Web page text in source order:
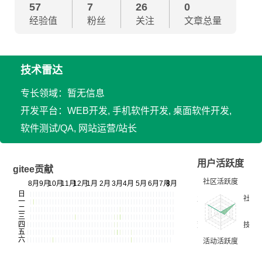
57
经验值
7
粉丝
26
关注
0
文章总量
技术雷达
专长领域：暂无信息
开发平台：WEB开发, 手机软件开发, 桌面软件开发,
软件测试/QA, 网站运营/站长
gitee贡献
用户活跃度